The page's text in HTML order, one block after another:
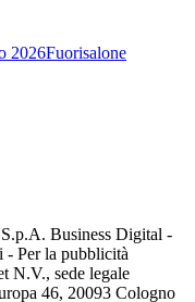
2026Fuorisalone
Business Digital -
- Per la pubblicità
N.V., sede legale
46, 20093 Cologno